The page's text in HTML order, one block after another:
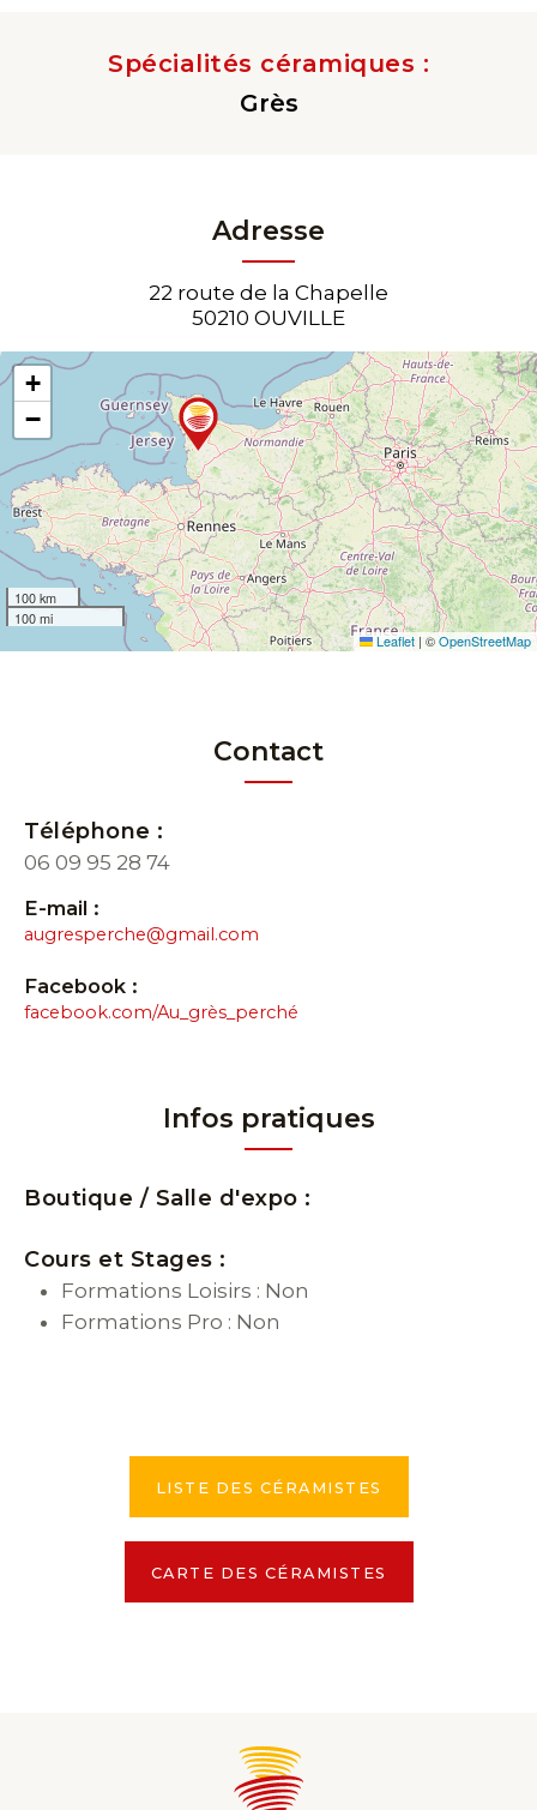
Spécialités céramiques :
Grès
Adresse
22 route de la Chapelle
50210 OUVILLE
+
−
100 km
100 mi
Leaflet | ©OpenStreetMap
Contact
Téléphone :
06 09 95 28 74
E-mail :
augresperche@gmail.com
Facebook :
facebook.com/Au_grès_perché
Infos pratiques
Boutique / Salle d'expo :
Cours et Stages :
Formations Loisirs : Non
Formations Pro : Non
LISTE DES CÉRAMISTES
CARTE DES CÉRAMISTES